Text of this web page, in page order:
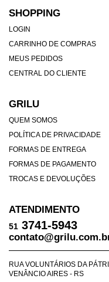
SHOPPING
LOGIN
CARRINHO DE COMPRAS
MEUS PEDIDOS
CENTRAL DO CLIENTE
GRILU
QUEM SOMOS
POLÍTICA DE PRIVACIDADE
FORMAS DE ENTREGA
FORMAS DE PAGAMENTO
TROCAS E DEVOLUÇÕES
ATENDIMENTO
51 3741-5943
RUA VOLUNTÁRIOS DA
VENÂNCIO AIRES - RS